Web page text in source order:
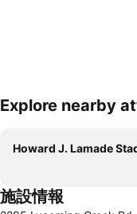
地図を拡大
Explore nearby
Howard J. Lamade
施設情報